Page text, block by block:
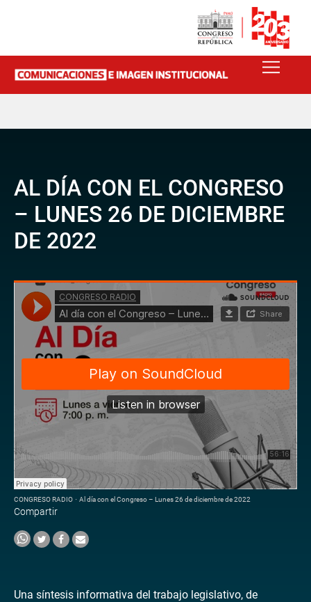
AL DÍA CON EL CONGRESO
– LUNES 26 DE DICIEMBRE
DE 2022
CONGRESO RADIO · Al día con el Congreso – Lunes 26 de diciembre de 2022
Compartir
Una síntesis informativa del trabajo legislativo, de